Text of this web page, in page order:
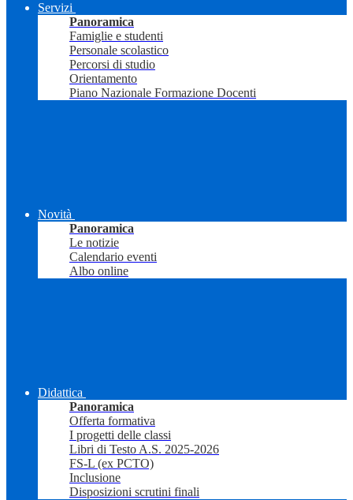
Servizi
Panoramica
Famiglie e studenti
Personale scolastico
Percorsi di studio
Orientamento
Piano Nazionale Formazione Docenti
Novità
Panoramica
Le notizie
Calendario eventi
Albo online
Didattica
Panoramica
Offerta formativa
I progetti delle classi
Libri di Testo A.S. 2025-2026
FS-L (ex PCTO)
Inclusione
Disposizioni scrutini finali